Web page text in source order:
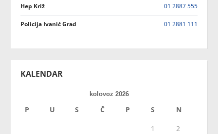
Hep Križ 01 2887 555
Policija Ivanić Grad 01 2881 111
KALENDAR
kolovoz 2026
P U S Č P S N
1
2